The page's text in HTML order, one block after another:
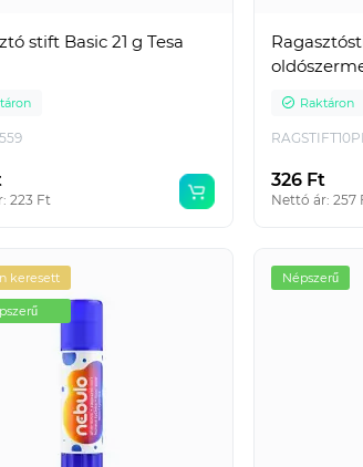
stift Basic 21 g Tesa
223 Ft
Raktáron
326 Ft
Nettó ár: 257
keresett Népszerű